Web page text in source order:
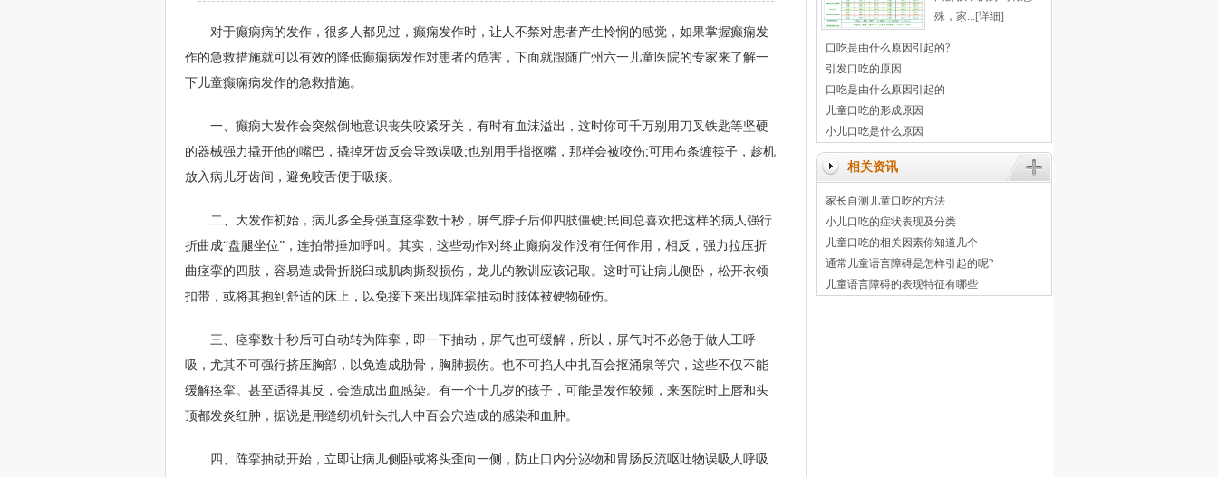
对于癫痫病的发作，很多人都见过，癫痫发作时，让人不禁对患者产生怜悯的感觉，如果掌握癫痫发
作的急救措施就可以有效的降低癫痫病发作对患者的危害，下面就跟随广州六一儿童医院的专家来了解一
下儿童癫痫病发作的急救措施。
一、癫痫大发作会突然倒地意识丧失咬紧牙关，有时有血沫溢出，这时你可千万别用刀叉铁匙等坚硬
的器械强力撬开他的嘴巴，撬掉牙齿反会导致误吸;也别用手指抠嘴，那样会被咬伤;可用布条缠筷子，趁机
放入病儿牙齿间，避免咬舌便于吸痰。
二、大发作初始，病儿多全身强直痉挛数十秒，屏气脖子后仰四肢僵硬;民间总喜欢把这样的病人强行
折曲成“盘腿坐位”，连拍带捶加呼叫。其实，这些动作对终止癫痫发作没有任何作用，相反，强力拉压折
曲痉挛的四肢，容易造成骨折脱臼或肌肉撕裂损伤，龙儿的教训应该记取。这时可让病儿侧卧，松开衣领
扣带，或将其抱到舒适的床上，以免接下来出现阵挛抽动时肢体被硬物碰伤。
三、痉挛数十秒后可自动转为阵挛，即一下抽动，屏气也可缓解，所以，屏气时不必急于做人工呼
吸，尤其不可强行挤压胸部，以免造成肋骨，胸肺损伤。也不可掐人中扎百会抠涌泉等穴，这些不仅不能
缓解痉挛。甚至适得其反，会造成出血感染。有一个十几岁的孩子，可能是发作较频，来医院时上唇和头
顶都发炎红肿，据说是用缝纫机针头扎人中百会穴造成的感染和血肿。
四、阵挛抽动开始，立即让病儿侧卧或将头歪向一侧，防止口内分泌物和胃肠反流呕吐物误吸人呼吸
殊，家... [详细]
口吃是由什么原因引起的?
引发口吃的原因
口吃是由什么原因引起的
儿童口吃的形成原因
小儿口吃是什么原因
相关资讯
家长自测儿童口吃的方法
小儿口吃的症状表现及分类
儿童口吃的相关因素你知道几个
通常儿童语言障碍是怎样引起的呢?
儿童语言障碍的表现特征有哪些